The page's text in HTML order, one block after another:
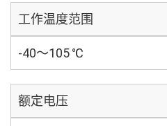
工作温度范围
-40～105 ℃
额定电压